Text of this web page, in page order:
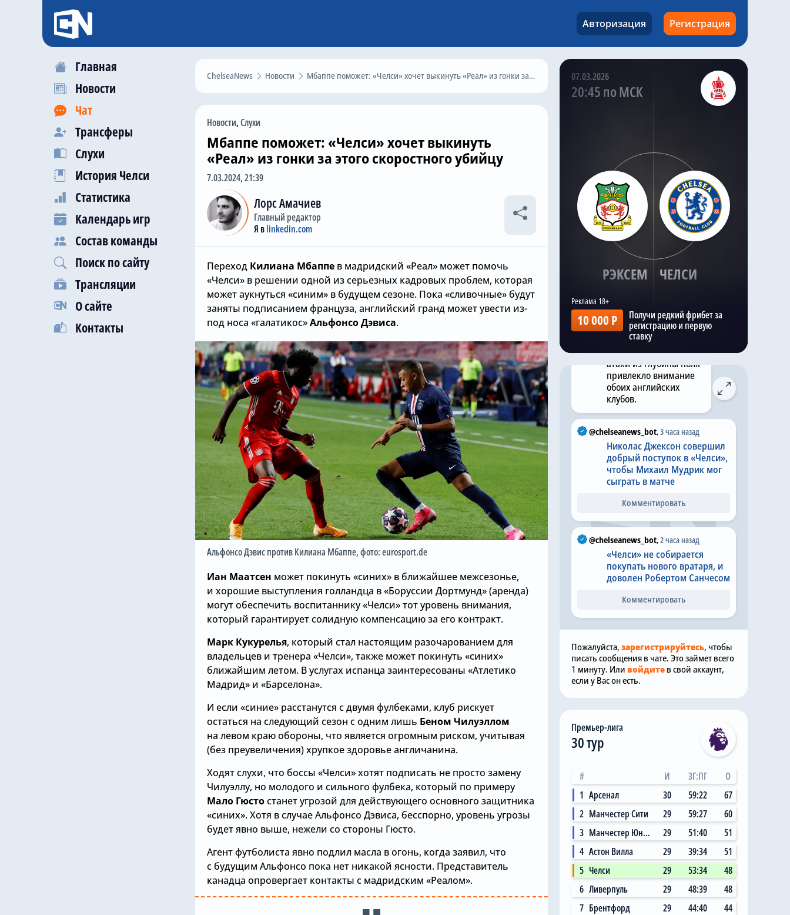
Авторизация Регистрация
Главная
Новости
Чат
Трансферы
Слухи
История Челси
Статистика
Календарь игр
Состав команды
Поиск по сайту
Трансляции
О сайте
Контакты
ChelseaNews Новости Мбаппе поможет: «Челси» хочет выкинуть «Реал» из гонки за этого скоростного убийцу
Новости,Слухи
Мбаппе поможет: «Челси» хочет выкинуть
«Реал» из гонки за этого скоростного убийцу
7.03.2024, 21:39
Лорс Амачиев
Главный редактор
Я вlinkedin.com
Переход Килиана Мбаппе в мадридский «Реал» может помочь
«Челси» в решении одной из серьезных кадровых проблем, которая
может аукнуться «синим» в будущем сезоне. Пока «сливочные» будут
заняты подписанием француза, английский гранд может увести из-
под носа «галатикос»Альфонсо Дэвиса.
Альфонсо Дэвис против Килиана Мбаппе, фото: eurosport.de
Иан Маатсен может покинуть «синих» в ближайшее межсезонье,
и хорошие выступления голландца в «Боруссии Дортмунд» (аренда)
могут обеспечить воспитаннику «Челси» тот уровень внимания,
который гарантирует солидную компенсацию за его контракт.
Марк Кукурелья, который стал настоящим разочарованием для
владельцев и тренера «Челси», также может покинуть «синих»
ближайшим летом. В услугах испанца заинтересованы «Атлетико
Мадрид» и «Барселона».
И если «синие» расстанутся с двумя фулбеками, клуб рискует
остаться на следующий сезон с одним лишь Беном Чилуэллом
на левом краю обороны, что является огромным риском, учитывая
(без преувеличения) хрупкое здоровье англичанина.
Ходят слухи, что боссы «Челси» хотят подписать не просто замену
Чилуэллу, но молодого и сильного фулбека, который по примеру
Мало Гюстостанет угрозой для действующего основного защитника
«синих». Хотя в случае Альфонсо Дэвиса, бесспорно, уровень угрозы
будет явно выше, нежели со стороны Гюсто.
Агент футболиста явно подлил масла в огонь, когда заявил, что
с будущим Альфонсо пока нет никакой ясности. Представитель
канадца опровергает контакты с мадридским «Реалом».
07.03.2026
20:45 по МСК
РЭКСЕМ ЧЕЛСИ
10 000 Р
Получи редкий фрибет за
регистрацию и первую
ставку
зарекомендовал себя
как ключевой игрок в
обороне клуба. Лукуми
также стал постоянным
игроком сборной
международном
уровне, укрепив свою
Kazak 4 часа назад
Сообщается, что сумма
трансфера составит
около 25 миллионов
евро, что делает
колумбийца
привлекательным
вариантом на рынке,
где опытные
центральные
защитники часто стоят
По имеющимся
данным, его сочетание
скорости, умения
играть головой и
способности начинать
атаки из глубины поля
привлекло внимание
обоих английских
клубов.
@chelseanews_bot,3 часа назад
Николас Джексон совершил
добрый поступок в «Челси»,
чтобы Михаил Мудрик мог
сыграть в матче
Комментировать
@chelseanews_bot,2 часа назад
«Челси» не собирается
покупать нового вратаря, и
доволен Робертом Санчесом
Комментировать
Пожалуйста, зарегистрируйтесь, чтобы
писать сообщения в чате. Это займет всего
1 минуту. Или войдите в свой аккаунт,
если у Вас он есть.
Премьер-лига
30 тур
# И ЗГ:ПГ
О
1 Арсенал 30 59:22
67
2 Манчестер Сити 29 59:27
60
3
Манчестер Юнайтед 29 51:40
51
4 Астон Вилла 29 39:34
51
5 Челси 29 53:34
48
6 Ливерпуль 29 48:39
48
7 Брентфорд 29 44:40
44